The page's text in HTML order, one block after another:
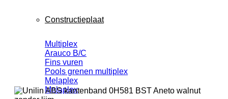
Constructieplaat
Multiplex
Arauco B/C
Fins vuren
Pools grenen multiplex
Melaplex
Melaplex